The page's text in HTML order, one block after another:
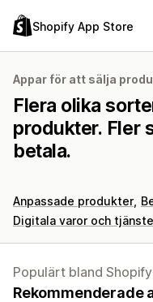
Shopify App Store
Appar för att sälja
Flera olika
produkter. Fler
betala.
Anpassade produkter
Digitala varor och
Populärt bland
Rekommenderade